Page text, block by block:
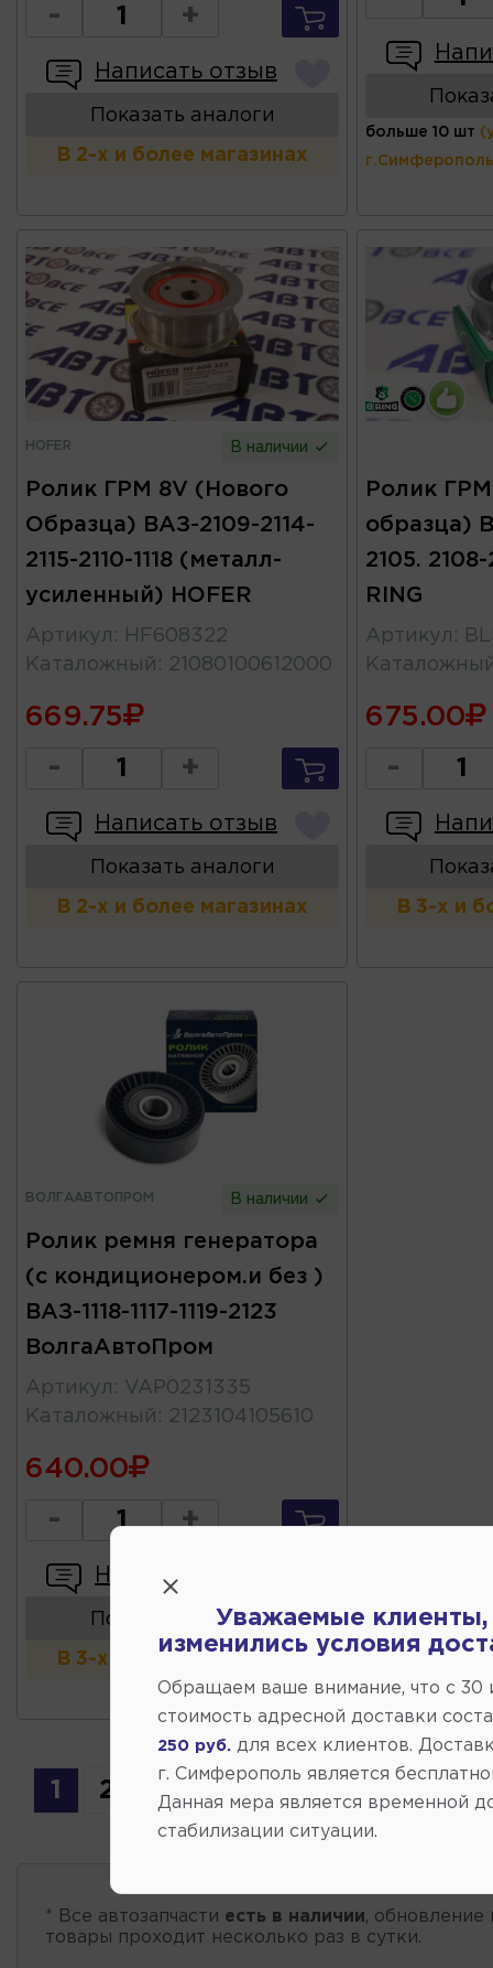
- +
Написать отзыв
Показать аналоги
В 2-х и более магазинах
больше 10 шт
HOFER В наличии
Ролик ГРМ 8V (Нового
Образца) ВАЗ-2109-2114-
2115-2110-1118 (металл-
усиленный) HOFER
Артикул :
HF608322
Каталожный : 21080100612000
669.75
- +
Написать отзыв
Показать аналоги
В 2-х и более магазинах
Ролик
образца)
2105.
RING
Артикул :
675.00
-
В 3-х и
ВОЛГААВТОПРОМ В наличии
Ролик ремня генератора
(с кондиционером.и без )
ВАЗ-1118-1117-1119-2123
ВолгаАвтоПром
Артикул : VAP0231335
Каталожный : 2123104105610
640.00
- +
Написать отзыв
Показать аналоги
В 3-х и более магазинах
1 2 3 4
* Все автозапчасти есть в наличии, обновление
товары проходит несколько раз в сутки.
Уважаемые клиенты,
изменились условия
Обращаем ваше внимание, что c 30
стоимость адресной доставки
250 руб. для всех клиентов.
г. Симферополь является
Данная мера является временной
стабилизации ситуации.